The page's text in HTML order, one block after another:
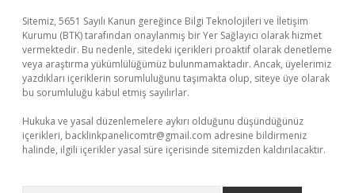
Sitemiz, 5651 Sayılı Kanun gereğince Bilgi Teknolojileri ve İletişim
Kurumu (BTK) tarafından onaylanmış bir Yer Sağlayıcı olarak hizmet
vermektedir. Bu nedenle, sitedeki içerikleri proaktif olarak denetleme
veya araştırma yükümlülüğümüz bulunmamaktadır. Ancak, üyelerimiz
yazdıkları içeriklerin sorumluluğunu taşımakta olup, siteye üye olarak
bu sorumluluğu kabul etmiş sayılırlar.
Hukuka ve yasal düzenlemelere aykırı olduğunu düşündüğünüz
içerikleri, backlinkpanelicomtr@gmail.com adresine bildirmeniz
halinde, ilgili içerikler yasal süre içerisinde sitemizden kaldırılacaktır.